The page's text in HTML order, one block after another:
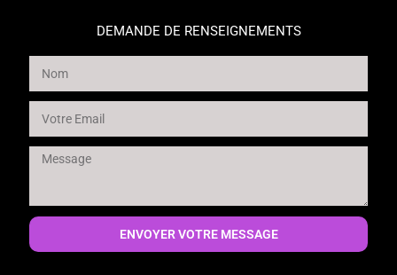
DEMANDE DE RENSEIGNEMENTS
ENVOYER VOTRE MESSAGE